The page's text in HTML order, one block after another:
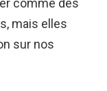
comme des
mais elles
sur nos